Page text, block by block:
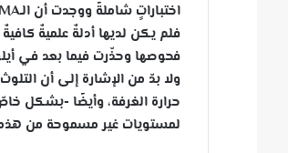
اختباراتٍ شاملةً ووجدت أن الـNDMA في الرانيتيدين كان بمستويات منخفضة.
فلم يكن لديها أدلةٌ علميةٌ
فحوصها وحذّرت فيما بعد في أيلول (سبتمبر) من عام 2019 من
حرارة الغرفة، وأيضًا -بشكل
لمستويات غير مسموحة من هذه